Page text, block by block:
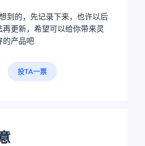
到的，先记录下来，也许以后
再更新，希望可以给你带来灵
的产品吧
投TA一票